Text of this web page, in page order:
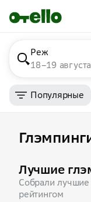
Реж
18–19 августа
Популярные
Лучшие
Собрали
рейтингом